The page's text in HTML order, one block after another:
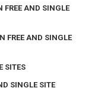
AND SINGLE
FREE AND SINGLE
SITES
SINGLE SITE